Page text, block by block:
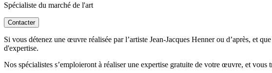
Spécialiste du marché de l'art
Contacter
Si vous détenez une œuvre réalisée par l’artiste Jean-Jacques Henner ou d’après, et
d'expertise.
Nos spécialistes s’emploieront à réaliser une expertise gratuite de votre œuvre, et